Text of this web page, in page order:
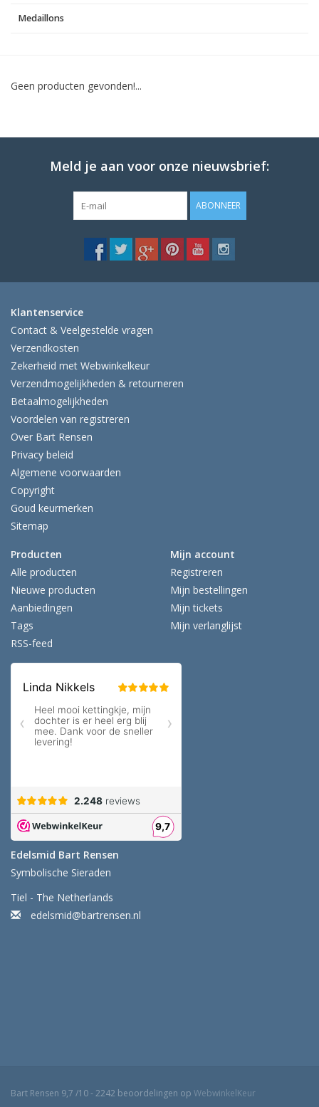
Medaillons
Geen producten gevonden!...
Meld je aan voor onze nieuwsbrief:
ABONNEER
Klantenservice
Contact & Veelgestelde vragen
Verzendkosten
Zekerheid met Webwinkelkeur
Verzendmogelijkheden & retourneren
Betaalmogelijkheden
Voordelen van registreren
Over Bart Rensen
Privacy beleid
Algemene voorwaarden
Copyright
Goud keurmerken
Sitemap
Producten
Alle producten
Nieuwe producten
Aanbiedingen
Tags
RSS-feed
Mijn account
Registreren
Mijn bestellingen
Mijn tickets
Mijn verlanglijst
Edelsmid Bart Rensen
Symbolische Sieraden
Tiel - The Netherlands
edelsmid@bartrensen.nl
Bart Rensen 9,7 /10-2242 beoordelingen op WebwinkelKeur